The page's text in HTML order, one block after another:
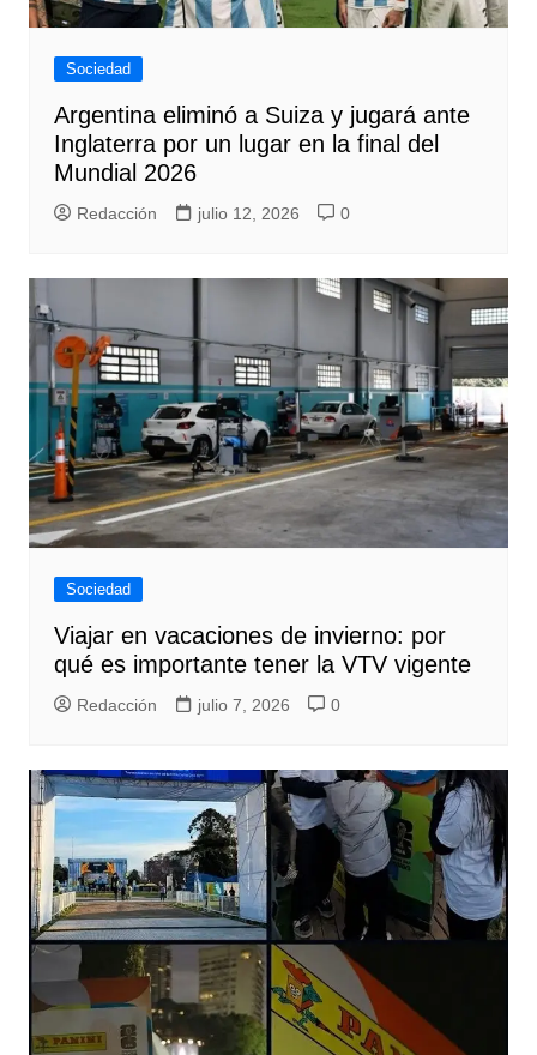
Sociedad
Argentina eliminó a Suiza y jugará ante
Inglaterra por un lugar en la final del
Mundial 2026
Redacción julio 12, 2026 0
Sociedad
Viajar en vacaciones de invierno: por
qué es importante tener la VTV vigente
Redacción julio 7, 2026 0